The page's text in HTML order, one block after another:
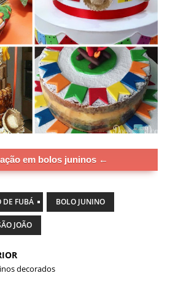
em bolos juninos ←
DE FUBÁ BOLO JUNINO
JOÃO
decorados